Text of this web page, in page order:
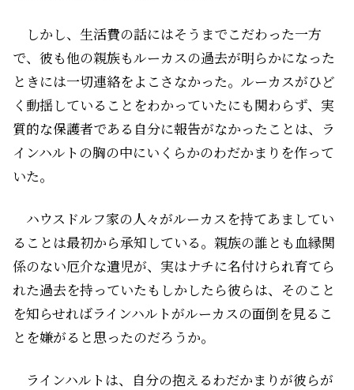
しかし、生活費の話にはそうまでこだわった一方
で、彼も他の親族もルーカスの過去が明らかになった
ときには一切連絡をよこさなかった。ルーカスがひど
く動揺していることをわかっていたにも関わらず、実
質的な保護者である自分に報告がなかったことは、ラ
インハルトの胸の中にいくらかのわだかまりを作って
いた。
ハウスドルフ家の人々がルーカスを持てあましてい
ることは最初から承知している。親族の誰とも血縁関
係のない厄介な遺児が、実はナチに名付けられ育てら
れた過去を持っていた――もしかしたら彼らは、そのこと
を知らせればラインハルトがルーカスの面倒を見るこ
とを嫌がると思ったのだろうか。
ラインハルトは、自分の抱えるわだかまりが彼らが